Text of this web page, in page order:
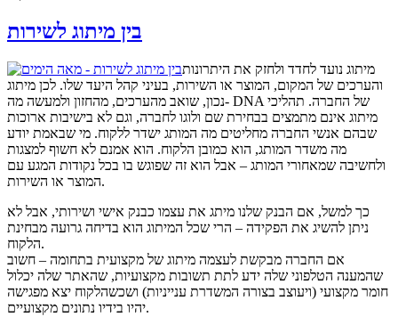
בין מיתוג לשירות
מיתוג נועד לחדד ולחזק את היתרונות
והערכים של המקום, המוצר או השירות, בעיני קהל היעד שלו. לכן מיתוג
נכון, שואב מהערכים, מהחזון ולמעשה מה- DNA של החברה. תהליכי
מיתוג אינם מתמצים בבחירת שם ולוגו לחברה, וגם לא בישיבות ארוכות
שבהם אנשי החברה מחליטים מה המותג ישדר ללקוח. מי שבאמת יודע
מה משדר המותג, הוא כמובן הלקוח. הוא אמנם לא חשוף למצגות
ולחשיבה שמאחורי המותג – אבל הוא זה שפוגש בו בכל נקודות המגע עם
המוצר או השירות.
כך למשל, אם הבנק שלנו מיתג את עצמו כבנק אישי ושירותי, אבל לא
ניתן להשיג את הפקידה – הרי שכל המיתוג הוא בדיחה גרועה מבחינת
הלקוח.
אם החברה מבקשת לעצמה מיתוג של מקצועית בתחומה – חשוב
שהמענה הטלפוני שלה ידע לתת תשובות מקצועיות, שהאתר שלה יכלול
חומר מקצועי (ויעוצב בצורה המשדרת ענייניות) ושכשהלקוח יצא מפגישה
יהיו בידיו נתונים מקצועיים.